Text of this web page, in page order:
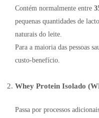
Contém normalmente entre
pequenas quantidades de
naturais do leite.
Para a maioria das pessoas
custo-benefício.
Whey Protein Isolado
Passa por processos